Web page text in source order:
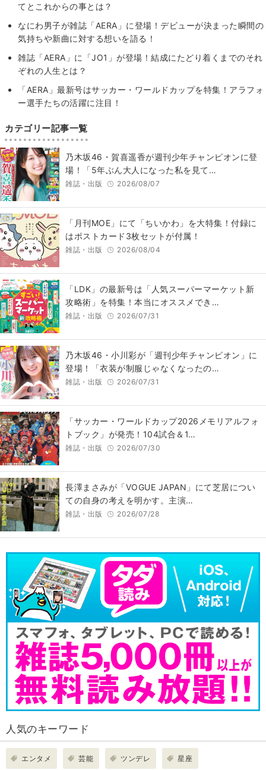
てとこれからの事とは？
なにわ男子が雑誌「AERA」に登場！デビューが決まった瞬間の
気持ちや新曲に対する想いを語る！
雑誌「AERA」に「JO1」が登場！結成にたどり着くまでのそれ
ぞれの人生とは？
「AERA」最新号はサッカー・ワールドカップを特集！アラフォ
ー選手たちの活躍に注目！
カテゴリー記事一覧
乃木坂46・賀喜遥香が週刊少年チャンピオンに登
場！「5年ぶん大人になった私を見て…
雑誌・出版 2026/08/07
「月刊MOE」にて「ちいかわ」を大特集！付録に
はポストカード3枚セットが付属！
雑誌・出版 2026/08/04
「LDK」の最新号は「人気スーパーマーケット新
攻略術」を特集！本当にオススメでき…
雑誌・出版 2026/07/31
乃木坂46・小川彩が「週刊少年チャンピオン」に
登場！「衣装が制服じゃなくなったの…
雑誌・出版 2026/07/31
「サッカー・ワールドカップ2026メモリアルフォ
トブック」が発売！104試合＆1…
雑誌・出版 2026/07/30
長澤まさみが「VOGUE JAPAN」にて芝居につい
ての自身の考えを明かす。主演…
雑誌・出版 2026/07/28
人気のキーワード
エンタメ 芸能 ツンデレ 星座